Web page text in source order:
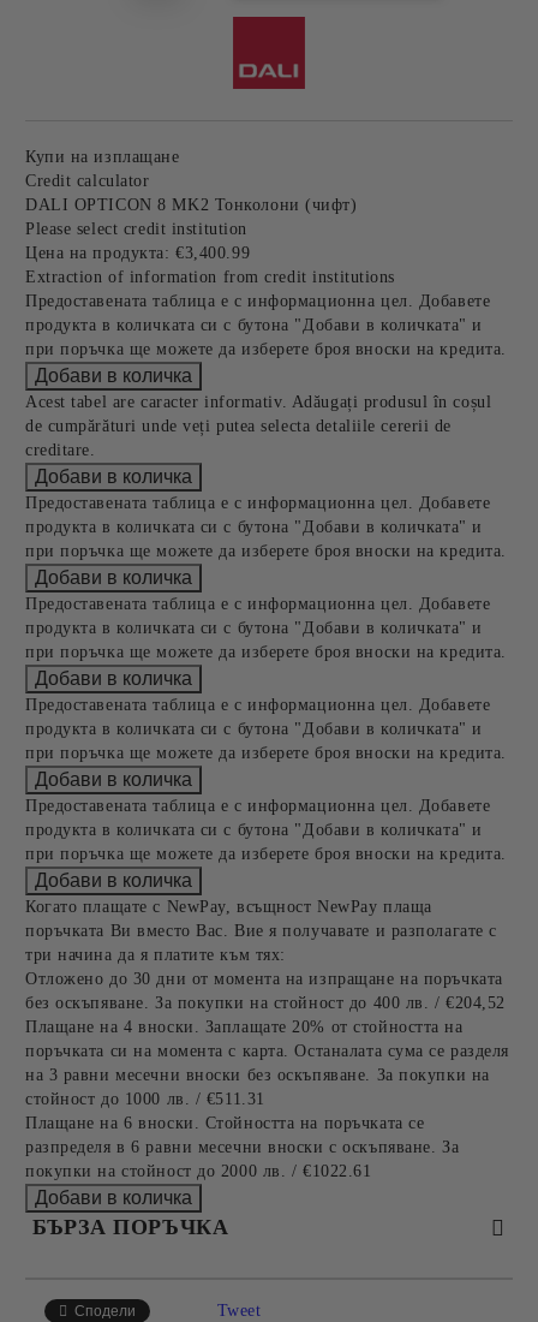
Купи на изплащане
Credit calculator
DALI OPTICON 8 MK2 Тонколони (чифт)
Please select credit institution
Цена на продукта: €3,400.99
Extraction of information from credit institutions
Предоставената таблица е с информационна цел. Добавете
продукта в количката си с бутона "Добави в количката" и
при поръчка ще можете да изберете броя вноски на кредита.
Acest tabel are caracter informativ. Adăugați produsul în coșul
de cumpărături unde veți putea selecta detaliile cererii de
creditare.
Предоставената таблица е с информационна цел. Добавете
продукта в количката си с бутона "Добави в количката" и
при поръчка ще можете да изберете броя вноски на кредита.
Предоставената таблица е с информационна цел. Добавете
продукта в количката си с бутона "Добави в количката" и
при поръчка ще можете да изберете броя вноски на кредита.
Предоставената таблица е с информационна цел. Добавете
продукта в количката си с бутона "Добави в количката" и
при поръчка ще можете да изберете броя вноски на кредита.
Предоставената таблица е с информационна цел. Добавете
продукта в количката си с бутона "Добави в количката" и
при поръчка ще можете да изберете броя вноски на кредита.
Когато плащате с NewPay, всъщност NewPay плаща
поръчката Ви вместо Вас. Вие я получавате и разполагате с
три начина да я платите към тях:
Отложено до 30 дни от момента на изпращане на поръчката
без оскъпяване. За покупки на стойност до 400 лв. / €204,52
Плащане на 4 вноски. Заплащате 20% от стойността на
поръчката си на момента с карта. Останалата сума се разделя
на 3 равни месечни вноски без оскъпяване. За покупки на
стойност до 1000 лв. / €511.31
Плащане на 6 вноски. Стойността на поръчката се
разпределя в 6 равни месечни вноски с оскъпяване. За
покупки на стойност до 2000 лв. / €1022.61
БЪРЗА ПОРЪЧКА
Сподели
Tweet